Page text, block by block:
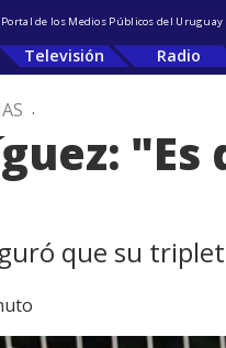
Portal de los Medios Públicos del Uruguay
Televisión Radio
.
que su